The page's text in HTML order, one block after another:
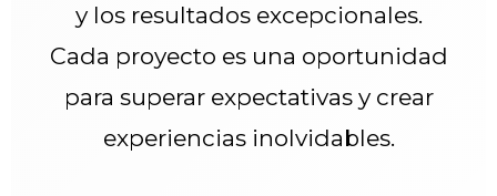
y los resultados excepcionales.
Cada proyecto es una oportunidad
para superar expectativas y crear
experiencias inolvidables.